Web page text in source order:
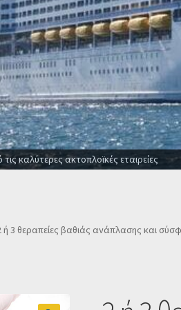
για όλο το χρόνο
ή 3 θεραπείες βαθιάς ανάπλασης και